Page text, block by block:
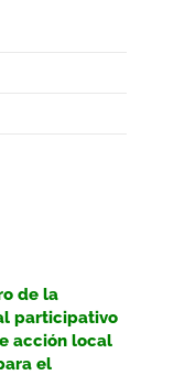
de la
participativo
acción local
el